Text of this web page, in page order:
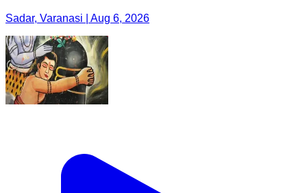
Sadar, Varanasi | Aug 6, 2026